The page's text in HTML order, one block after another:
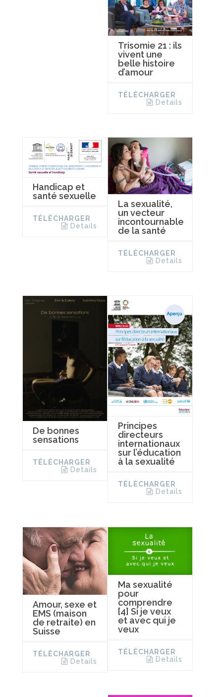
Trisomie 21 : ils
vivent une
belle histoire
d’amour
TÉLÉCHARGER
Details
Handicap et
santé sexuelle
TÉLÉCHARGER
Details
La sexualité,
un vecteur
incontournable
de la santé
TÉLÉCHARGER
Details
De bonnes
sensations
TÉLÉCHARGER
Details
Principes
directeurs
internationaux
sur l’éducation
à la sexualité
TÉLÉCHARGER
Details
Amour, sexe et
EMS (maison
de retraite) en
Suisse
TÉLÉCHARGER
Details
Ma sexualité
pour
comprendre
[4] Si je veux
et avec qui je
veux
TÉLÉCHARGER
Details